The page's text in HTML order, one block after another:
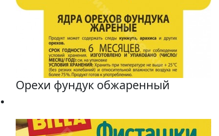
Орехи фундук обжаренный